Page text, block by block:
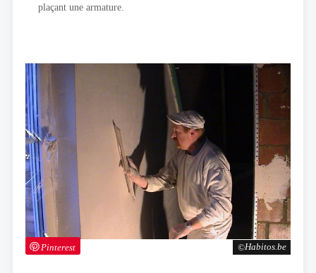
Habitos.be
Pinterest
plaçant une armature.